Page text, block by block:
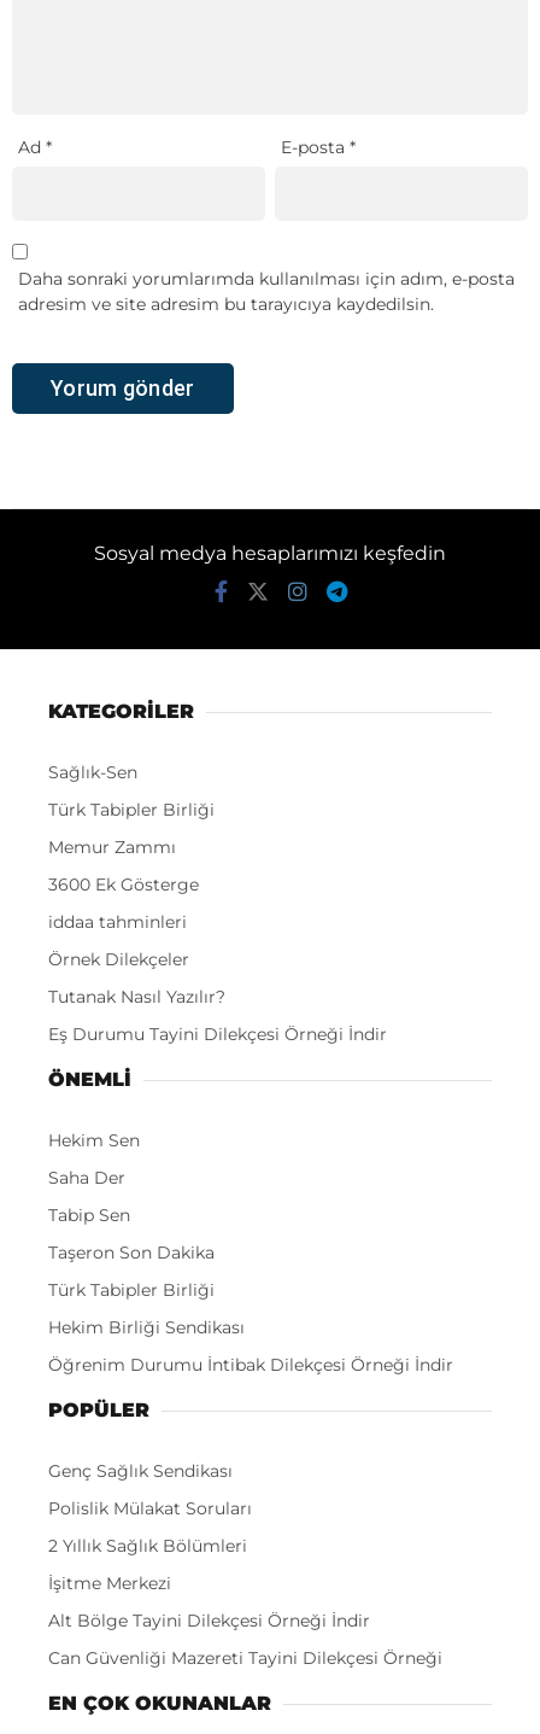
Ad * E-posta*
Daha sonraki yorumlarımda kullanılması için adım, e-posta
adresim ve site adresim bu tarayıcıya kaydedilsin.
Sosyal medya hesaplarımızı keşfedin
KATEGORİLER
Sağlık-Sen
Türk Tabipler Birliği
Memur Zammı
3600 Ek Gösterge
iddaa tahminleri
Örnek Dilekçeler
Tutanak Nasıl Yazılır?
Eş Durumu Tayini Dilekçesi Örneği İndir
ÖNEMLI
Hekim Sen
Saha Der
Tabip Sen
Taşeron Son Dakika
Türk Tabipler Birliği
Hekim Birliği Sendikası
Öğrenim Durumu İntibak Dilekçesi Örneği İndir
POPÜLER
Genç Sağlık Sendikası
Polislik Mülakat Soruları
2 Yıllık Sağlık Bölümleri
İşitme Merkezi
Alt Bölge Tayini Dilekçesi Örneği İndir
Can Güvenliği Mazereti Tayini Dilekçesi Örneği
EN ÇOK OKUNANLAR